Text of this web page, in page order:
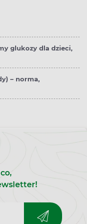
glukozy dla dzieci,
– norma,